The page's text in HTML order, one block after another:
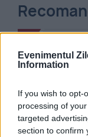
Evenimentul
Information
If you wish to opt-
processing of
targeted
section to confirm